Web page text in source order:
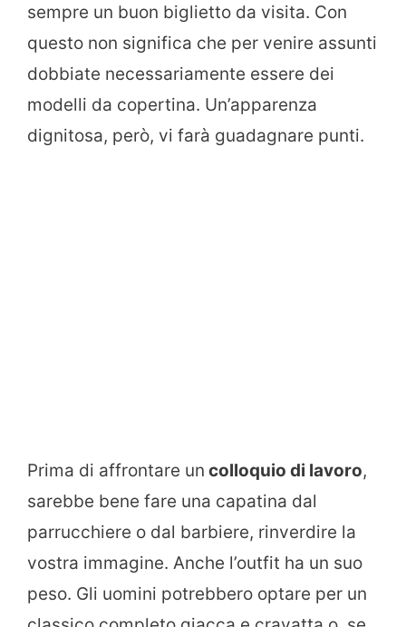
sempre un buon biglietto da visita. Con
questo non significa che per venire assunti
dobbiate necessariamente essere dei
modelli da copertina. Un’apparenza
dignitosa, però, vi farà guadagnare punti.
Prima di affrontare un colloquio di lavoro,
sarebbe bene fare una capatina dal
parrucchiere o dal barbiere, rinverdire la
vostra immagine. Anche l’outfit ha un suo
peso. Gli uomini potrebbero optare per un